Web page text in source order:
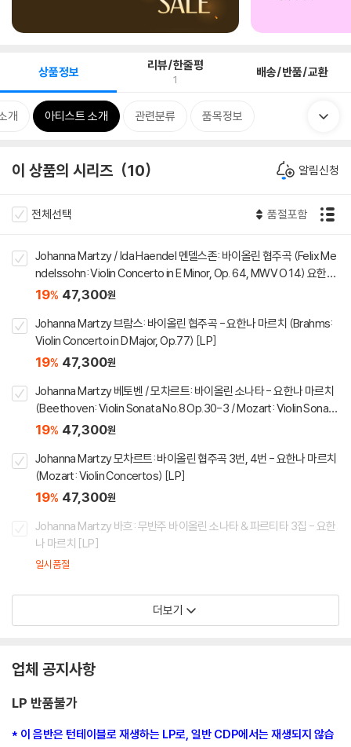
상품정보 리뷰/한줄평
1 배송/반품/교환
개 아티스트 소개 관련분류 품목정보
이 상품의 시리즈 10 알림신청
전체선택 품절포함
Johanna Martzy / Ida Haendel 멘델스존: 바이올린 협주곡 (Felix Me
ndelssohn: Violin Concerto in E Minor, Op. 64, MWV O 14) 요한나
마르치, 이다 헨델 [LP]
19% 47,300원
Johanna Martzy 브람스: 바이올린 협주곡 - 요한나 마르치 (Brahms:
Violin Concerto in D Major, Op.77) [LP]
19% 47,300원
Johanna Martzy 베토벤 / 모차르트: 바이올린 소나타 - 요한나 마르치
(Beethoven: Violin Sonata No.8 Op.30-3 / Mozart: Violin Sonata
No.24 KV.376)
19% 47,300원
Johanna Martzy 모차르트: 바이올린 협주곡 3번, 4번 - 요한나 마르치
(Mozart: Violin Concertos) [LP]
19% 47,300원
Johanna Martzy 바흐: 무반주 바이올린 소나타 & 파르티타 3집 - 요한
나 마르치 [LP]
일시품절
더보기
업체 공지사항
LP 반품불가
* 이 음반은 턴테이블로 재생하는 LP로, 일반 CDP에서는 재생되지 않습